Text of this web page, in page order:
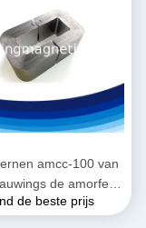
amcc-100 van
de amorfe
metglas c
de beste prijs